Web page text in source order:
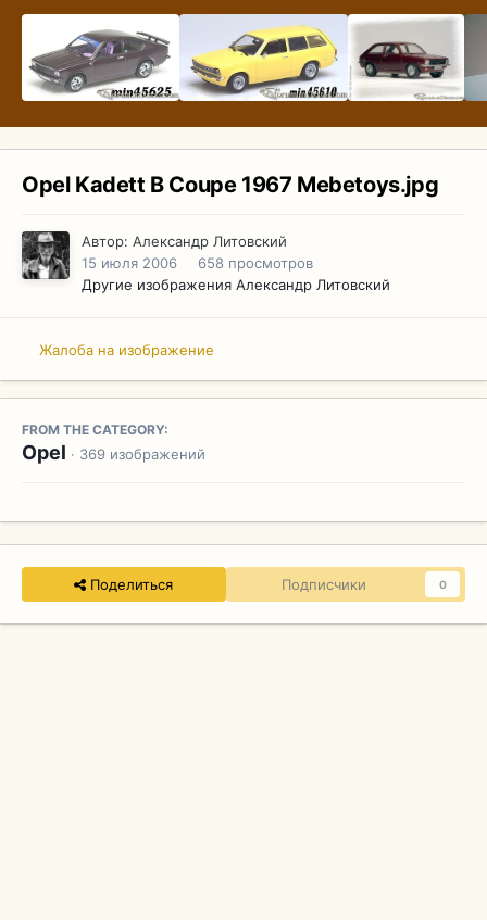
Opel Kadett B Coupe 1967 Mebetoys.jpg
Автор: Александр Литовский
15 июля 2006
658 просмотров
Другие изображения Александр Литовский
Жалоба на изображение
FROM THE CATEGORY:
Opel · 369 изображений
Поделиться Подписчики 0